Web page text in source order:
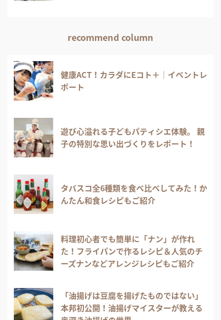
recommend column
健康ACT！カラダにEコト＋｜イベントレ
ポート
遊び心溢れる子どもパティシエ体験。 親
子の特別な思い出づくりをレポート！
タバスコ全6種類を食べ比べしてみた！か
んたん和食レシピもご紹介
料理初心者でも簡単に「ナン」が作れ
た！フライパンで作るレシピ＆人気のチ
ーズナンなどアレンジレシピもご紹介
「油揚げは豆腐を揚げたものではない」
本邦初公開！油揚げマイスターが教える